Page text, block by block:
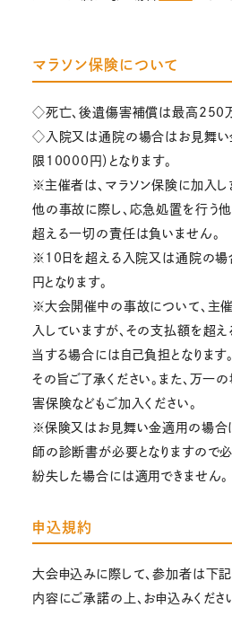
マラソン保険について
◇死亡、後遺傷害補償は最高250万
◇入院又は通院の場合はお見舞い
限10000円）となります。
※主催者は、マラソン保険に加入し
他の事故に際し、応急処置を行う
超える一切の責任は負いません。
※10日を超える入院又は通院の
円となります。
※大会開催中の事故について、主
入していますが、その支払額を超
当する場合には自己負担となります。
その旨ご了承ください。また、万一
害保険などもご加入ください。
※保険又はお見舞い金適用の場合
師の診断書が必要となりますので必
紛失した場合には適用できません。
申込規約
大会申込みに際して、参加者は下
内容にご承諾の上、お申込みくださ